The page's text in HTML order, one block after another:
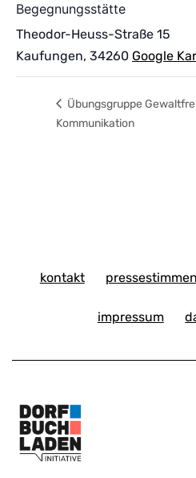
Begegnungsstätte
Theodor-Heuss-Straße 15
Kaufungen, 34260 Google
Übungsgruppe
Kommunikation
kontakt pressestimmen
impressum